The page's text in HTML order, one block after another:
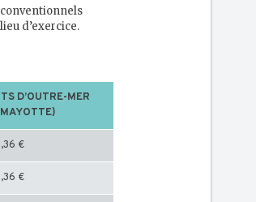
d’exercice.
D’OUTRE-MER
€
€